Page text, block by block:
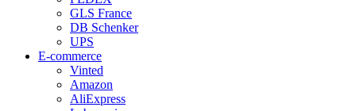
GLS France
DB Schenker
UPS
E-commerce
Vinted
Amazon
AliExpress